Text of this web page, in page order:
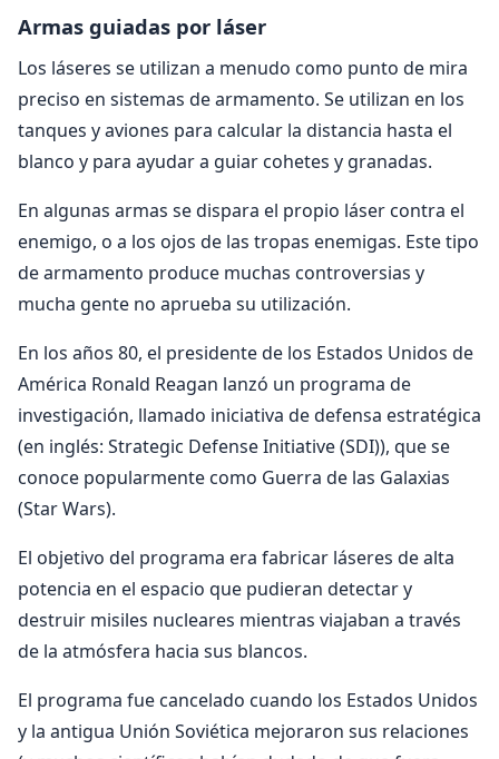
Armas guiadas por láser
Los láseres se utilizan a menudo como punto de mira
preciso en sistemas de armamento. Se utilizan en los
tanques y aviones para calcular la distancia hasta el
blanco y para ayudar a guiar cohetes y granadas.
En algunas armas se dispara el propio láser contra el
enemigo, o a los ojos de las tropas enemigas. Este tipo
de armamento produce muchas controversias y
mucha gente no aprueba su utilización.
En los años 80, el presidente de los Estados Unidos de
América Ronald Reagan lanzó un programa de
investigación, llamado iniciativa de defensa estratégica
(en inglés: Strategic Defense Initiative (SDI)), que se
conoce popularmente como Guerra de las Galaxias
(Star Wars).
El objetivo del programa era fabricar láseres de alta
potencia en el espacio que pudieran detectar y
destruir misiles nucleares mientras viajaban a través
de la atmósfera hacia sus blancos.
El programa fue cancelado cuando los Estados Unidos
y la antigua Unión Soviética mejoraron sus relaciones